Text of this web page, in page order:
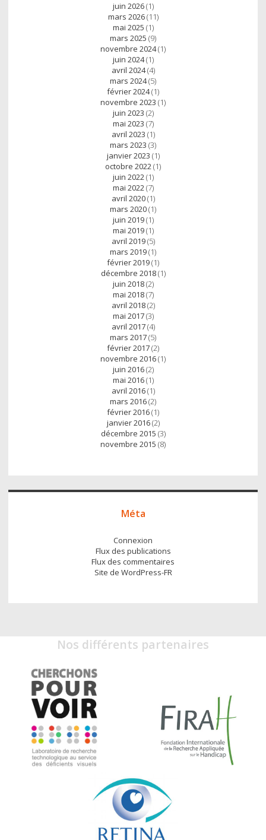
juin 2026(1)
mars 2026(11)
mai 2025 (1)
mars 2025 (9)
novembre 2024(1)
juin 2024(1)
avril 2024(4)
mars 2024(5)
février 2024(1)
novembre 2023 (1)
juin 2023 (2)
mai 2023 (7)
avril 2023 (1)
mars 2023 (3)
janvier 2023 (1)
octobre 2022(1)
juin 2022(1)
mai 2022(7)
avril 2020(1)
mars 2020(1)
juin 2019(1)
mai 2019(1)
avril 2019(5)
mars 2019(1)
février 2019(1)
décembre 2018(1)
juin 2018(2)
mai 2018(7)
avril 2018(2)
mai 2017(3)
avril 2017(4)
mars 2017(5)
février 2017(2)
novembre 2016(1)
juin 2016(2)
mai 2016(1)
avril 2016(1)
mars 2016(2)
février 2016(1)
janvier 2016(2)
décembre 2015 (3)
novembre 2015 (8)
Méta
Connexion
Flux des publications
Flux des commentaires
Site de WordPress-FR
Nos différents partenaires